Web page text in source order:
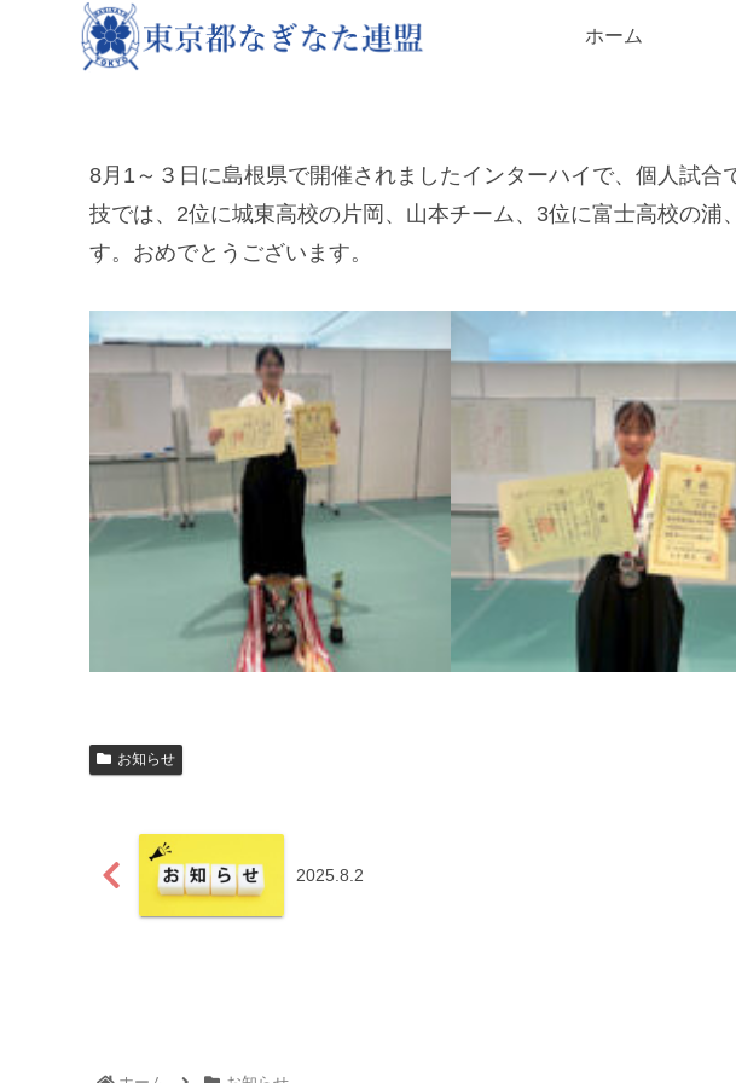
ホーム
8月1～３日に島根県で開催されましたインターハイで、個人試
技では、2位に城東高校の片岡、山本チーム、3位に富士高校の
す。おめでとうございます。
お知らせ
2025.8.2